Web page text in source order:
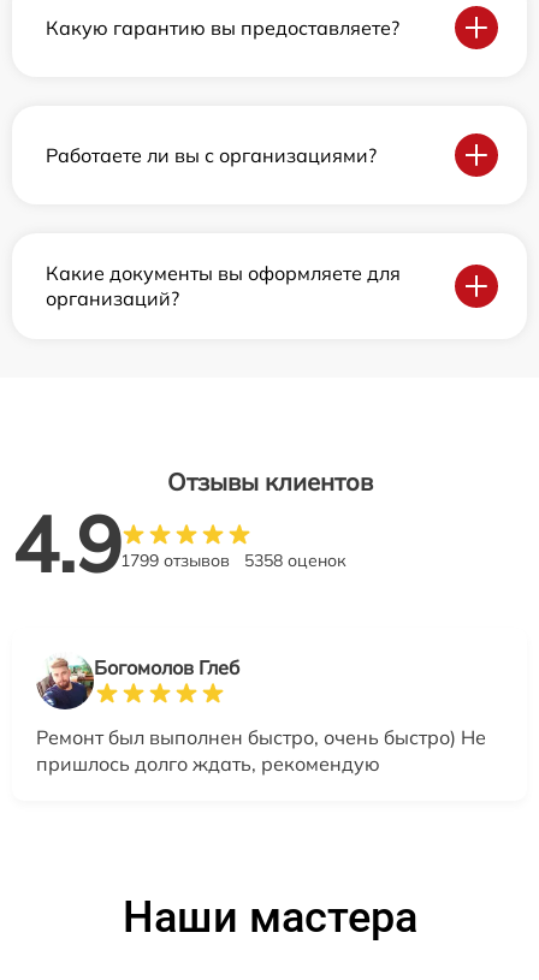
Какую гарантию вы предоставляете?
Работаете ли вы с организациями?
Какие документы вы оформляете для
организаций?
Отзывы клиентов
4.91799 отзывов 5358 оценок
Богомолов Глеб
Ремонт был выполнен быстро, очень быстро) Не
пришлось долго ждать, рекомендую
Наши мастера